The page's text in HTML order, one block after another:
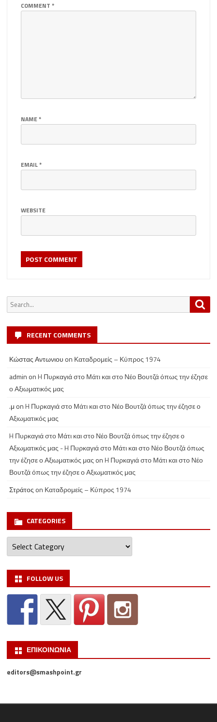
COMMENT *
NAME*
EMAIL*
WEBSITE
Search
for:
RECENT COMMENTS
Κώστας Αντωνιου on Καταδρομείς – Κύπρος 1974
admin onH Πυρκαγιά στο Μάτι και στο Νέο Βουτζά όπως την έζησε
ο Αξιωματικός μας
.μ onH Πυρκαγιά στο Μάτι και στο Νέο Βουτζά όπως την έζησε ο
Αξιωματικός μας
H Πυρκαγιά στο Μάτι και στο Νέο Βουτζά όπως την έζησε ο
Αξιωματικός μας - H Πυρκαγιά στο Μάτι και στο Νέο Βουτζά όπως
την έζησε ο Αξιωματικός μας onH Πυρκαγιά στο Μάτι και στο Νέο
Βουτζά όπως την έζησε ο Αξιωματικός μας
Στράτος on Καταδρομείς – Κύπρος 1974
CATEGORIES
Categories
FOLLOW US
ΕΠΙΚΟΙΝΩΝΙΑ
editors@smashpoint.gr